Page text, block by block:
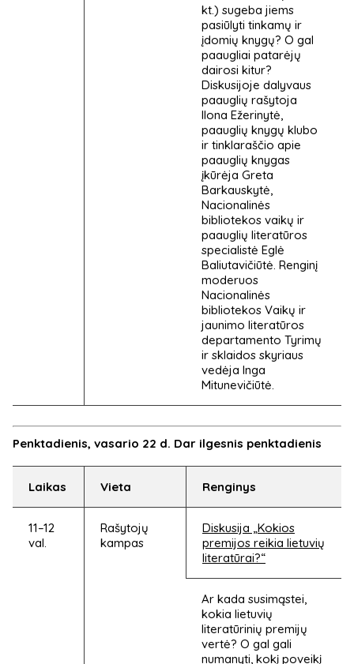
kt.) sugeba jiems
pasiūlyti tinkamų ir
įdomių knygų? O gal
paaugliai patarėjų
dairosi kitur?
Diskusijoje dalyvaus
paauglių rašytoja
Ilona Ežerinytė,
paauglių knygų klubo
ir tinklaraščio apie
paauglių knygas
įkūrėja Greta
Barkauskytė,
Nacionalinės
bibliotekos vaikų ir
paauglių literatūros
specialistė Eglė
Baliutavičiūtė. Renginį
moderuos
Nacionalinės
bibliotekos Vaikų ir
jaunimo literatūros
departamento Tyrimų
ir sklaidos skyriaus
vedėja Inga
Mitunevičiūtė.
Penktadienis, vasario 22 d. Dar ilgesnis penktadienis
Laikas Vieta Renginys
11–12
val.
Rašytojų
kampas
Diskusija „Kokios
premijos reikia lietuvių
literatūrai?“
Ar kada susimąstei,
kokia lietuvių
literatūrinių premijų
vertė? O gal gali
numanyti, kokį poveikį